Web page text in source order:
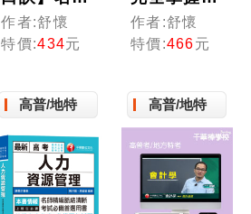
壓箱秘笈-
教育測驗與
統計(含概
版］（高普
考／地方特
考／各類特
考）
作者:舒懷
特價:434元
名師壓箱秘
笈-教育心
理學〔六
考/地方特
考/各類特
考）
作者:舒懷
特價:466元
高普/地特 高普/地特